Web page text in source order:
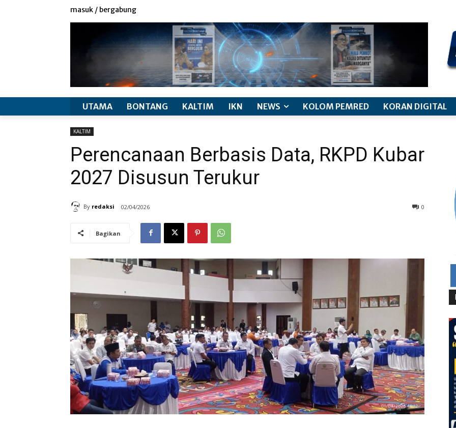
masuk / bergabung
UTAMA BONTANG KALTIM IKN NEWS KOLOM PEMRED KORAN DIGITAL
KALTIM
Perencanaan Berbasis Data, RKPD Kubar
2027 Disusun Terukur
By redaksi 02/04/2026 0
Bagikan